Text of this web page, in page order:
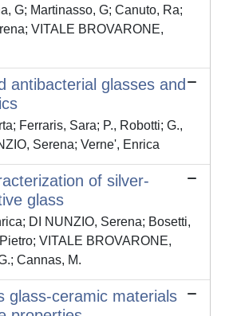
G; Martinasso, G; Canuto, Ra;
VITALE BROVARONE,
antibacterial glasses and
Ferraris, Sara; P., Robotti; G.,
Serena; Verne', Enrica
of silver-
glass
DI NUNZIO, Serena; Bosetti,
VITALE BROVARONE,
Cannas, M.
glass-ceramic materials